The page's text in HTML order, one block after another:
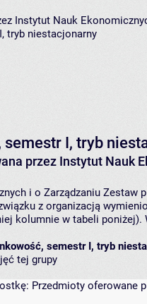
Instytut Nauk
tryb niestacjonarny
I, tryb
przez Instytut Nauk
i o Zarządzaniu Zestaw
z organizacją
kolumnie w tabeli
semestr I, tryb
tej grupy
Przedmioty oferowane